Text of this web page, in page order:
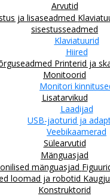
Arvutid
ja lisaseadmed
sisestusseadmed
Klaviatuurid
Hiired
Printerid ja
Monitoorid
Monitori
Lisatarvikud
Laadijad
USB-jaoturid ja
Veebikaamerad
Sülearvutid
Mänguasjad
mänguasjad
loomad ja robotid
Konstruktorid